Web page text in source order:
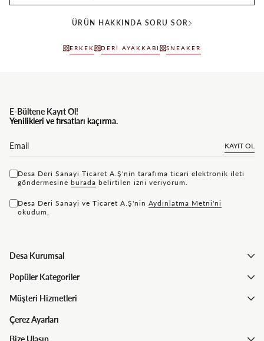
ÜRÜN HAKKINDA SORU SOR
ERKEK DERI AYAKKABI SNEAKER
E-Bültene Kayıt Ol!
Yenilikleri ve fırsatları kaçırma.
KAYIT OL
Desa Deri Sanayi Ticaret A.Ş'nin tarafıma ticari elektronik ileti
göndermesine bu rada belirtilen izni veriyorum.
Desa Deri Sanayi ve Ticaret A.Ş'nin Aydınlatma Metni'ni
okudum.
Desa Kurumsal
Popüler Kategoriler
Müşteri Hizmetleri
Çerez Ayarları
Bize Ulaşın